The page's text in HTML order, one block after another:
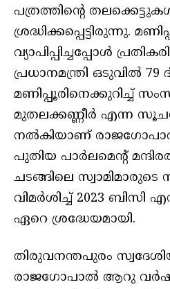
പത്രത്തിന്റെ
ശ്രദ്ധിക്കപ്പെട്ടിരുന്നു.
വ്യാപിപ്പിച്ചപ്പോള്‍
പ്രധാനമന്ത്രി ഒടുവില്‍
മണിപ്പൂരിനെക്കുറിച്ച്
മുതലക്കണ്ണീര്‍ എന്ന
നൽകിയാണ് രാജഗോപാൽ
പുതിയ പാര്‍ലമെന്റ്
ചടങ്ങിലെ സ്വാമിമാരുടെ
വിമര്‍ശിച്ച് 2023 ബിസി
ഏറെ ശ്രദ്ധേയമായി.
തിരുവനന്തപുരം
രാജഗോപാല്‍ ആറു